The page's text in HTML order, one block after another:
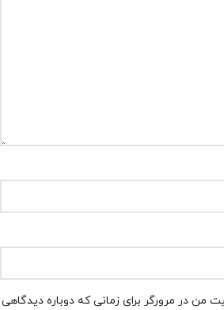
من در مرورگر برای زمانی که دوباره دیدگاهی